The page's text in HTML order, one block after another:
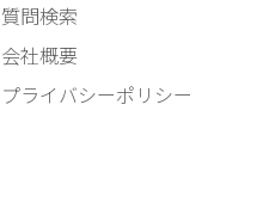
質問検索
会社概要
プライバシーポリシー